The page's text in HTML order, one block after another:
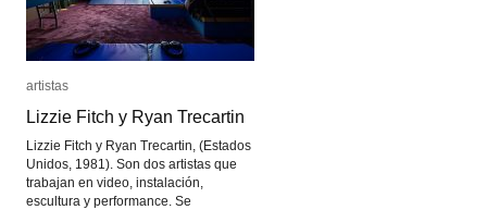
artistas
Lizzie Fitch y Ryan Trecartin
Lizzie Fitch y Ryan Trecartin, (Estados
Unidos, 1981). Son dos artistas que
trabajan en video, instalación,
escultura y performance. Se
artistas
Lizzie Fitch y Ryan Trecartin